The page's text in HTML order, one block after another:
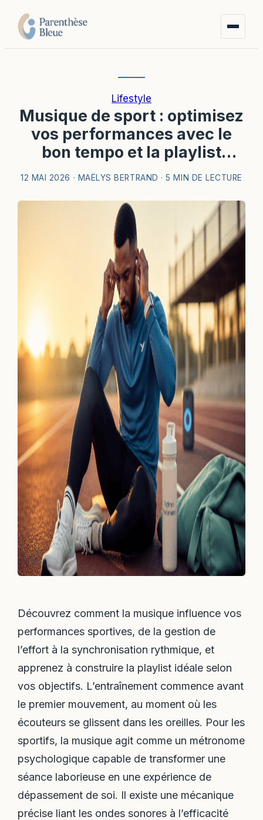
Lifestyle
Musique de sport : optimisez
vos performances avec le
bon tempo et la playlist
idéale
12 MAI 2026 · MAËLYS BERTRAND · 5 MIN DE LECTURE
Découvrez comment la musique influence vos
performances sportives, de la gestion de
l’effort à la synchronisation rythmique, et
apprenez à construire la playlist idéale selon
vos objectifs. L’entraînement commence avant
le premier mouvement, au moment où les
écouteurs se glissent dans les oreilles. Pour les
sportifs, la musique agit comme un métronome
psychologique capable de transformer une
séance laborieuse en une expérience de
dépassement de soi. Il existe une mécanique
précise liant les ondes sonores à l’efficacité